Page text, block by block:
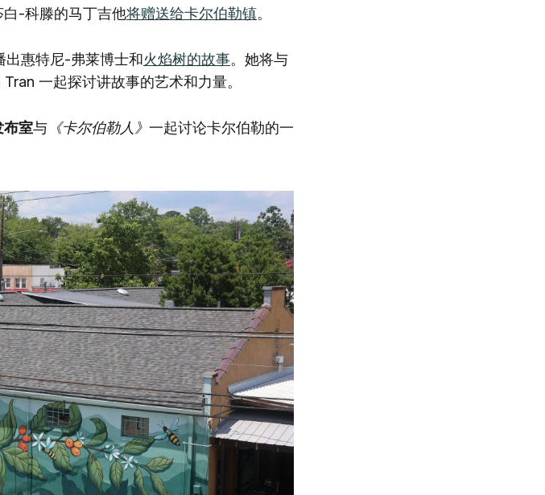
白-科滕的马丁吉他将赠送给卡尔伯勒镇。
出惠特尼-弗莱博士和火焰树的故事。她将与
一起探讨讲故事的艺术和力量。
布室与 《卡尔伯勒人》 一起讨论卡尔伯勒的一